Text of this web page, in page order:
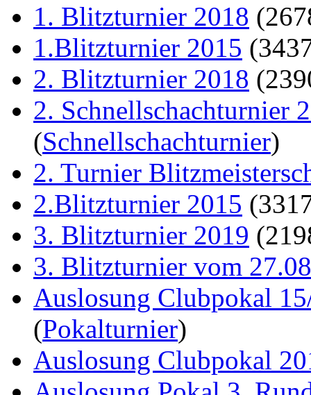
1. Blitzturnier 2018
1.Blitzturnier 2015
2. Blitzturnier 2018
2. Schnellschachturnier
(Schnellschachturnier)
2. Turnier
2.Blitzturnier 2015
3. Blitzturnier 2019
3. Blitzturnier vom
Auslosung Clubpokal
(Pokalturnier)
Auslosung Clubpokal